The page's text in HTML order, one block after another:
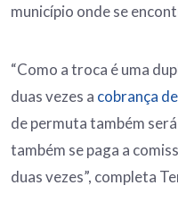
município onde se
“Como a troca é uma
duas vezes a cobrança
de permuta também
também se paga a
duas vezes”, completa